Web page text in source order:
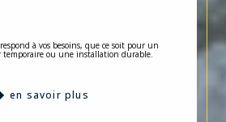
à vos besoins, que ce soit pour un
temporaire ou une installation durable.
en savoir plus